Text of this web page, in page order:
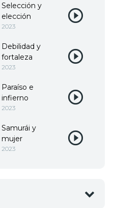
Selección y
elección
2023
Debilidad y
fortaleza
2023
Paraíso e
infierno
2023
Samurái y
mujer
2023